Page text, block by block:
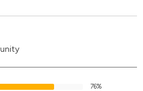
76%